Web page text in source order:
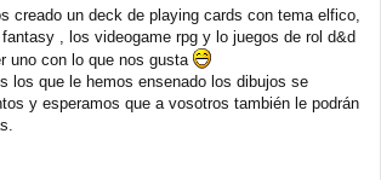
creado un deck de playing cards con tema elfico,
, los videogame rpg y lo juegos de rol d&d
uno con lo que nos gusta
los que le hemos ensenado los dibujos se
y esperamos que a vosotros también le podrán